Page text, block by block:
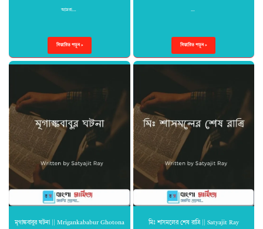
আমরা…
বিস্তারিত পড়ুন »
…
বিস্তারিত পড়ুন »
মৃগাঙ্কবাবুর ঘটনা || Mrigankababur Ghotona মিঃ শাসমলের শেষ রাত্রি || Satyajit Ray